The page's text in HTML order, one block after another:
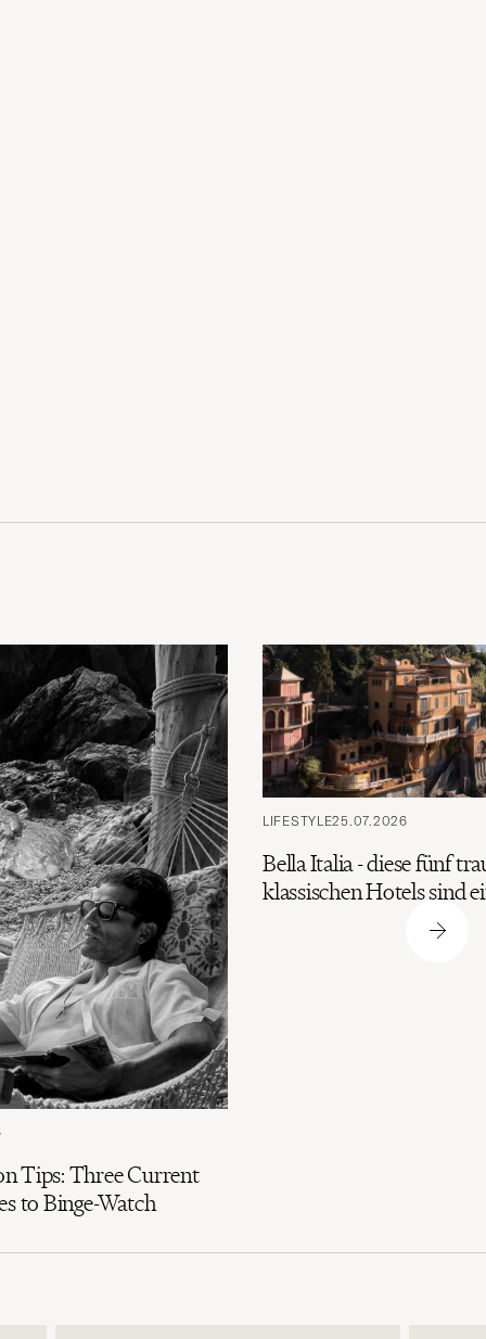
Tips: Three Current
to Binge-Watch
LIFESTYLE25.07.2026
Bella Italia - diese fünf
klassischen Hotels sind